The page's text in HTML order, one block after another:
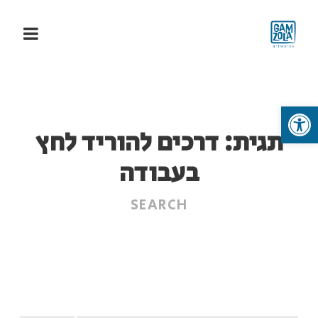
פתח סרגל נגישות
תגית:דרכים להוריד לחץ
בעבודה